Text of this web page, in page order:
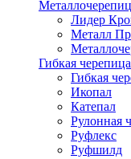
Лидер
Металл
Гибкая черепица
Гибкая
Икопал
Катепал
Рулонная
Руфлекс
Руфшилд